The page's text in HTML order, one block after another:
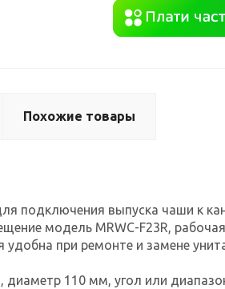
Похожие товары
подключения выпуска чаши к
модель MRWC-F23R,
при ремонте и замене
диаметр 110 мм, угол или